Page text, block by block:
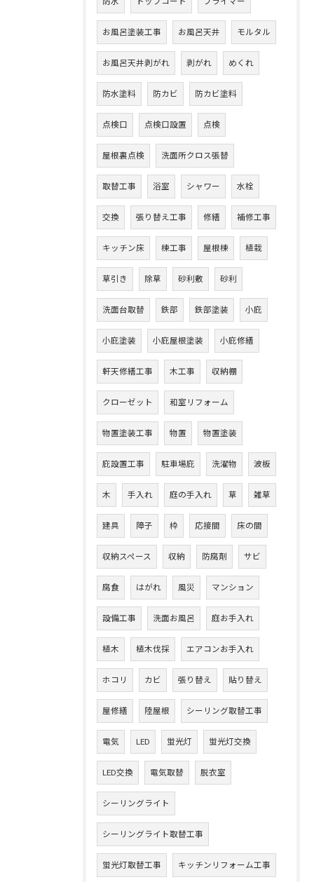
お風呂塗装工事 お風呂天井 モルタル
お風呂天井剥がれ 剥がれ めくれ
防水塗料 防カビ 防カビ塗料
点検口 点検口設置 点検
屋根裏点検 洗面所クロス張替
取替工事 浴室 シャワー 水栓
交換 張り替え工事 修繕 補修工事
キッチン床 棟工事 屋根棟 植栽
草引き 除草 砂利敷 砂利
洗面台取替 鉄部 鉄部塗装 小庇
小庇塗装 小庇屋根塗装 小庇修繕
軒天修繕工事 木工事 収納棚
クローゼット 和室リフォーム
物置塗装工事 物置 物置塗装
庇設置工事 駐車場庇 洗濯物 波板
木 手入れ 庭の手入れ 草 雑草
建具 障子 枠 応接間 床の間
収納スペース 収納 防腐剤 サビ
腐食 はがれ 風災 マンション
設備工事 洗面お風呂 庭お手入れ
植木 植木伐採 エアコンお手入れ
ホコリ カビ 張り替え 貼り替え
屋修繕 陸屋根 シーリング取替工事
電気 LED 蛍光灯 蛍光灯交換
LED交換 電気取替 脱衣室
シーリングライト
シーリングライト取替工事
蛍光灯取替工事 キッチンリフォーム工事